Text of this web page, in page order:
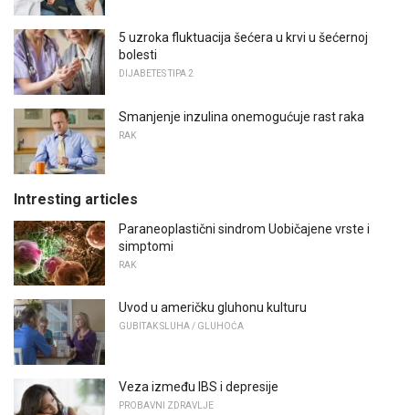
5 uzroka fluktuacija šećera u krvi u šećernoj
bolesti
DIJABETES TIPA 2
Smanjenje inzulina onemogućuje rast raka
RAK
Intresting articles
Paraneoplastični sindrom Uobičajene vrste i
simptomi
RAK
Uvod u američku gluhonu kulturu
GUBITAK SLUHA / GLUHOĆA
Veza između IBS i depresije
PROBAVNI ZDRAVLJE